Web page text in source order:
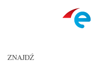
ZNAJDŹ